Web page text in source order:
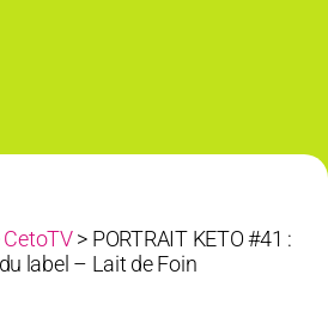
CetoTV> PORTRAIT KETO #41 :
label – Lait de Foin